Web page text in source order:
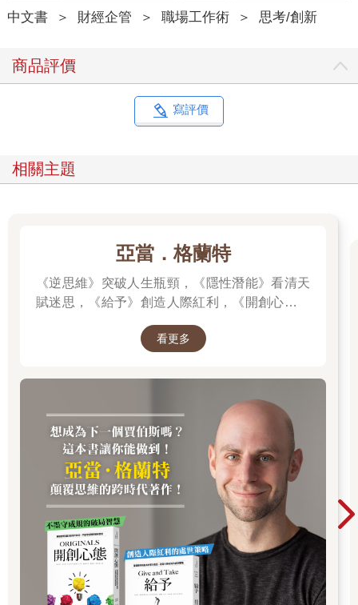
中文書 ＞ 財經企管 ＞ 職場工作術 ＞ 思考/創新
商品評價
寫評價
相關主題
亞當．格蘭特
《逆思維》突破人生瓶頸，《隱性潛能》看清天
賦迷思，《給予》創造人際紅利，《開創心態》
看更多